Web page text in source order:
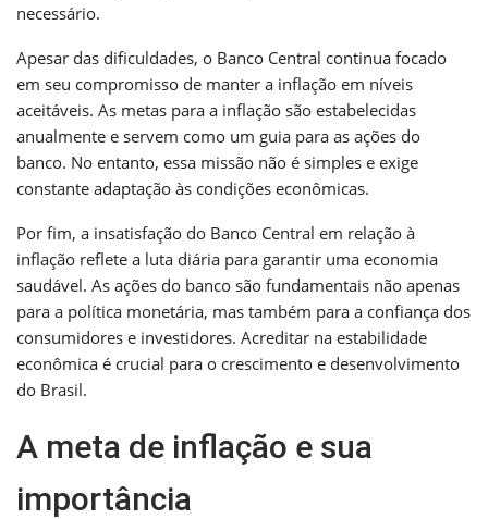
necessário.
Apesar das dificuldades, o Banco Central continua focado
em seu compromisso de manter a inflação em níveis
aceitáveis. As metas para a inflação são estabelecidas
anualmente e servem como um guia para as ações do
banco. No entanto, essa missão não é simples e exige
constante adaptação às condições econômicas.
Por fim, a insatisfação do Banco Central em relação à
inflação reflete a luta diária para garantir uma economia
saudável. As ações do banco são fundamentais não apenas
para a política monetária, mas também para a confiança dos
consumidores e investidores. Acreditar na estabilidade
econômica é crucial para o crescimento e desenvolvimento
do Brasil.
A meta de inflação e sua
importância